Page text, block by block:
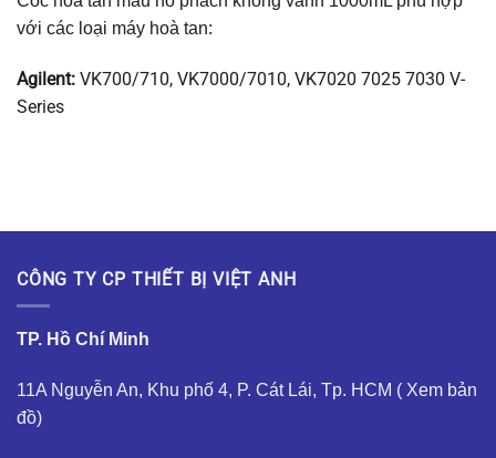
với các loại máy hoà tan:
Agilent: VK700/710, VK7000/7010, VK7020 7025 7030 V-
Series
CÔNG TY CP THIẾT BỊ VIỆT ANH
TP. Hồ Chí Minh
11A Nguyễn An, Khu phố 4, P. Cát Lái, Tp. HCM ( Xem bản
đồ)